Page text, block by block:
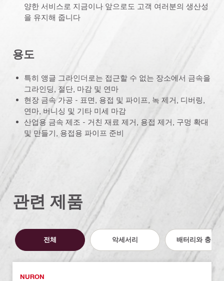
양한 서비스로 지금이나 앞으로도 고객 여러분의 생산성
을 유지해 줍니다
용도
특히 앵글 그라인더로는 접근할 수 없는 장소에서 금속을
그라인딩, 절단, 마감 및 연마
현장 금속 가공 - 표면, 용접 및 파이프, 녹 제거, 디버링,
연마, 버니싱 및 기타 미세 마감
산업용 금속 제조 - 거친 재료 제거, 용접 제거, 구멍 확대
및 만들기, 용접용 파이프 준비
관련 제품
전체 악세서리 배터리와 충전기
NURON